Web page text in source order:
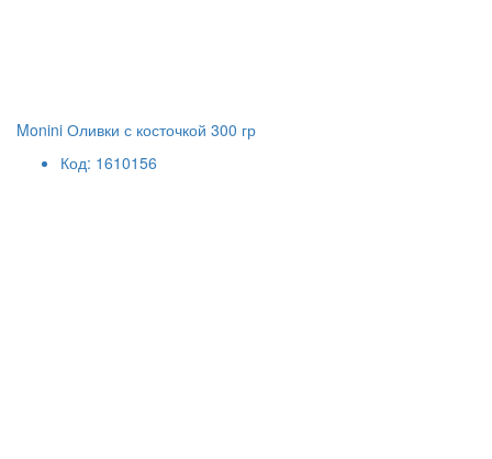
Monini Оливки с косточкой 300 гр
Код: 1610156